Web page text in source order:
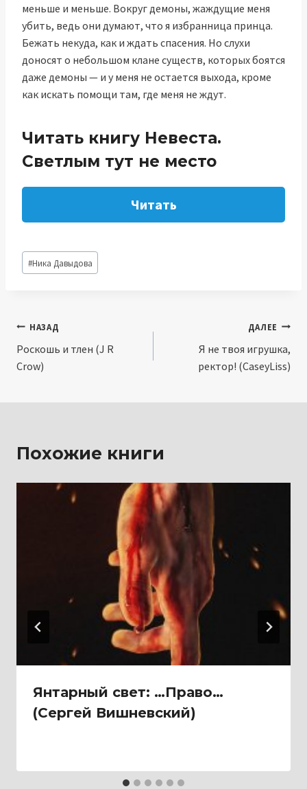
меньше и меньше. Вокруг демоны, жаждущие меня
убить, ведь они думают, что я избранница принца.
Бежать некуда, как и ждать спасения. Но слухи
доносят о небольшом клане существ, которых боятся
даже демоны — и у меня не остается выхода, кроме
как искать помощи там, где меня не ждут.
Читать книгу Невеста.
Светлым тут не место
Читать
Метки
записи:
#Ника Давыдова
Навигация
по
НАЗАД
Роскошь и тлен (J R
Crow)
ДАЛЕЕ
Я не твоя игрушка,
ректор! (CaseyLiss)
Похожие книги
Янтарный свет: …Право…
(Сергей Вишневский)